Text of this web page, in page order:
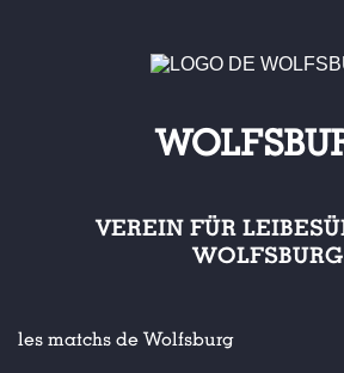
VEREIN FÜR
WOLFSBURG
les matchs de Wolfsburg